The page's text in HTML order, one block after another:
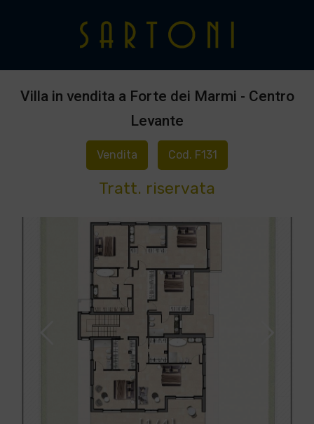
Villa in vendita a Forte dei Marmi - Centro
Levante
Vendita Cod. F131
Tratt. riservata